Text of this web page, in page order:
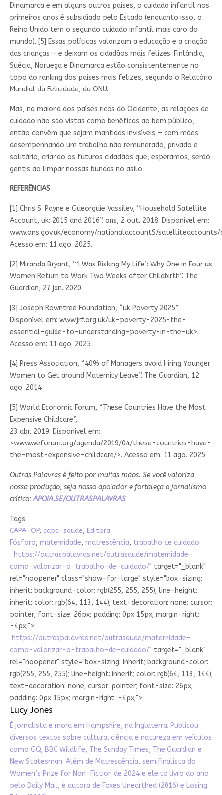
Dinamarca e em alguns outros países, o cuidado infantil nos
primeiros anos é subsidiado pelo Estado (enquanto isso, o
Reino Unido tem o segundo cuidado infantil mais caro do
mundo). [5] Essas políticas valorizam a educação e a criação
das crianças — e deixam os cidadãos mais felizes. Finlândia,
Suécia, Noruega e Dinamarca estão consistentemente no
topo do ranking dos países mais felizes, segundo o Relatório
Mundial da Felicidade, da ONU.
Mas, na maioria dos países ricos do Ocidente, as relações de
cuidado não são vistas como benéficas ao bem público,
então convém que sejam mantidas invisíveis — com mães
desempenhando um trabalho não remunerado, privado e
solitário, criando os futuros cidadãos que, esperamos, serão
gentis ao limpar nossas bundas no asilo.
REFERÊNCIAS
[1] Chris S. Payne e Gueorguie Vassilev, “Household Satellite
Account, uk: 2015 and 2016”. ons, 2 out. 2018. Disponível em:
www.ons.gov.uk/economy/nationalaccountS/
Acesso em: 11 ago. 2025.
[2] Miranda Bryant, “‘I Was Risking My Life’: Why One in Four us
Women Return to Work Two Weeks after Childbirth”. The
Guardian, 27 jan. 2020
[3] Joseph Rowntree Foundation, “uk Poverty 2025”.
Disponível em: www.jrf.org.uk/uk-poverty-2025-the-
essential-guide-to-understanding-poverty-in-the-uk>.
Acesso em: 11 ago. 2025
[4] Press Association, “40% of Managers avoid Hiring Younger
Women to Get around Maternity Leave”. The Guardian, 12
ago. 2014
[5] World Economic Forum, “These Countries Have the Most
Expensive Childcare”,
23 abr. 2019. Disponível em:
<www.weforum.org/agenda/2019/04/these-countries-have-
the-most-expensive-childcare/>. Acesso em: 11 ago. 2025
Outras Palavras é feito por muitas mãos. Se você valoriza
nossa produção, seja nosso apoiador e fortaleça o jornalismo
crítico: APOIA.SE/OUTRASPALAVRAS
Tags
CAPA-OP, capa-saude, Editora
Fósforo, maternidade, matrescência, trabalho de cuidado
https://outraspalavras.net/outrasaude/maternidade-
como-valorizar-o-trabalho-de-cuidado/" target="_blank"
rel="noopener" class="show-for-large" style="box-sizing:
inherit; background-color: rgb(255, 255, 255); line-height:
inherit; color: rgb(64, 113, 144); text-decoration: none; cursor:
pointer; font-size: 26px; padding: 0px 15px; margin-right:
-4px;">
https://outraspalavras.net/outrasaude/maternidade-
como-valorizar-o-trabalho-de-cuidado/" target="_blank"
rel="noopener" style="box-sizing: inherit; background-color:
rgb(255, 255, 255); line-height: inherit; color: rgb(64, 113, 144);
text-decoration: none; cursor: pointer; font-size: 26px;
padding: 0px 15px; margin-right: -4px;">
Lucy Jones
É jornalista e mora em Hampshire, na Inglaterra. Publicou
diversos textos sobre cultura, ciência e natureza em veículos
como GQ, BBC Wildlife, The Sunday Times, The Guardian e
New Statesman. Além de Matrescência, semifinalista do
Women’s Prize for Non-Fiction de 2024 e eleito livro do ano
pelo Daily Mail, é autora de Foxes Unearthed (2016) e Losing